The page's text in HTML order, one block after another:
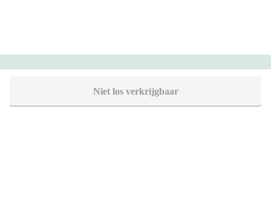
Niet los verkrijgbaar
Bel 088 - 205 47 00
Direct antwoord op je vraag